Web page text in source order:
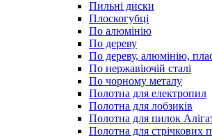
Пильні диски
Плоскогубці
По алюмінію
По дереву
По дереву, алюмінію,
По нержавіючій сталі
По чорному металу
Полотна для електропил
Полотна для лобзиків
Полотна для пилок
Полотна для стрічкових